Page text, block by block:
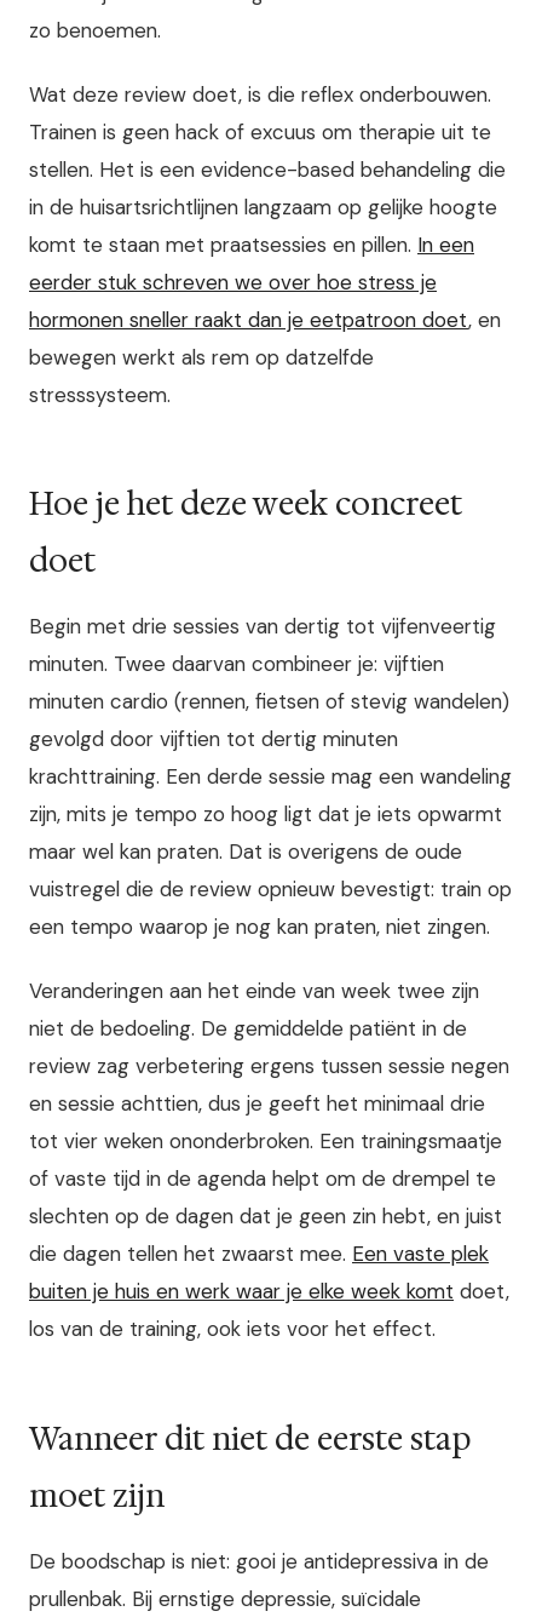
zo benoemen.
Wat deze review doet, is die reflex onderbouwen.
Trainen is geen hack of excuus om therapie uit te
stellen. Het is een evidence-based behandeling die
in de huisartsrichtlijnen langzaam op gelijke hoogte
komt te staan met praatsessies en pillen. In een
eerder stuk schreven we over hoe stress je
hormonen sneller raakt dan je eetpatroon doet, en
bewegen werkt als rem op datzelfde
stresssysteem.
Hoe je het deze week concreet
doet
Begin met drie sessies van dertig tot vijfenveertig
minuten. Twee daarvan combineer je: vijftien
minuten cardio (rennen, fietsen of stevig wandelen)
gevolgd door vijftien tot dertig minuten
krachttraining. Een derde sessie mag een wandeling
zijn, mits je tempo zo hoog ligt dat je iets opwarmt
maar wel kan praten. Dat is overigens de oude
vuistregel die de review opnieuw bevestigt: train op
een tempo waarop je nog kan praten, niet zingen.
Veranderingen aan het einde van week twee zijn
niet de bedoeling. De gemiddelde patiënt in de
review zag verbetering ergens tussen sessie negen
en sessie achttien, dus je geeft het minimaal drie
tot vier weken ononderbroken. Een trainingsmaatje
of vaste tijd in de agenda helpt om de drempel te
slechten op de dagen dat je geen zin hebt, en juist
die dagen tellen het zwaarst mee. Een vaste plek
buiten je huis en werk waar je elke week komt doet,
los van de training, ook iets voor het effect.
Wanneer dit niet de eerste stap
moet zijn
De boodschap is niet: gooi je antidepressiva in de
prullenbak. Bij ernstige depressie, suïcidale